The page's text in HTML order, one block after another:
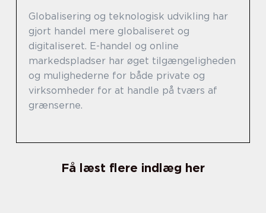
Globalisering og teknologisk udvikling har
gjort handel mere globaliseret og
digitaliseret. E-handel og online
markedspladser har øget tilgængeligheden
og mulighederne for både private og
virksomheder for at handle på tværs af
grænserne.
Få læst flere indlæg her